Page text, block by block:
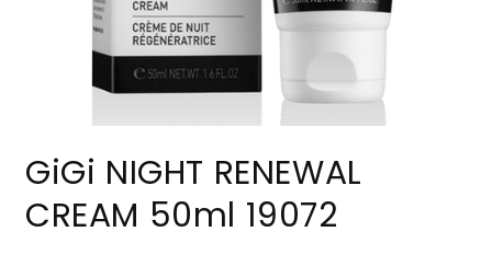
файлы
1
модальном
окне
GiGi NIGHT RENEWAL
CREAM 50ml 19072